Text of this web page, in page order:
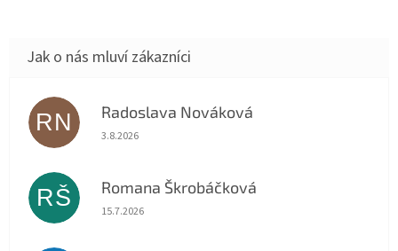
RN Radoslava Nováková
Hodnocení obchodu je 5 z 5 hvězdiček.
3.8.2026
RŠ Romana Škrobáčková
Hodnocení obchodu je 5 z 5 hvězdiček.
15.7.2026